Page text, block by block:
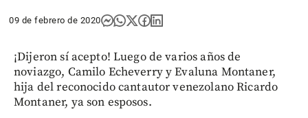
09 de febrero de 2020
¡Dijeron sí acepto! Luego de varios años de
noviazgo, Camilo Echeverry y Evaluna Montaner,
hija del reconocido cantautor venezolano Ricardo
Montaner, ya son esposos.